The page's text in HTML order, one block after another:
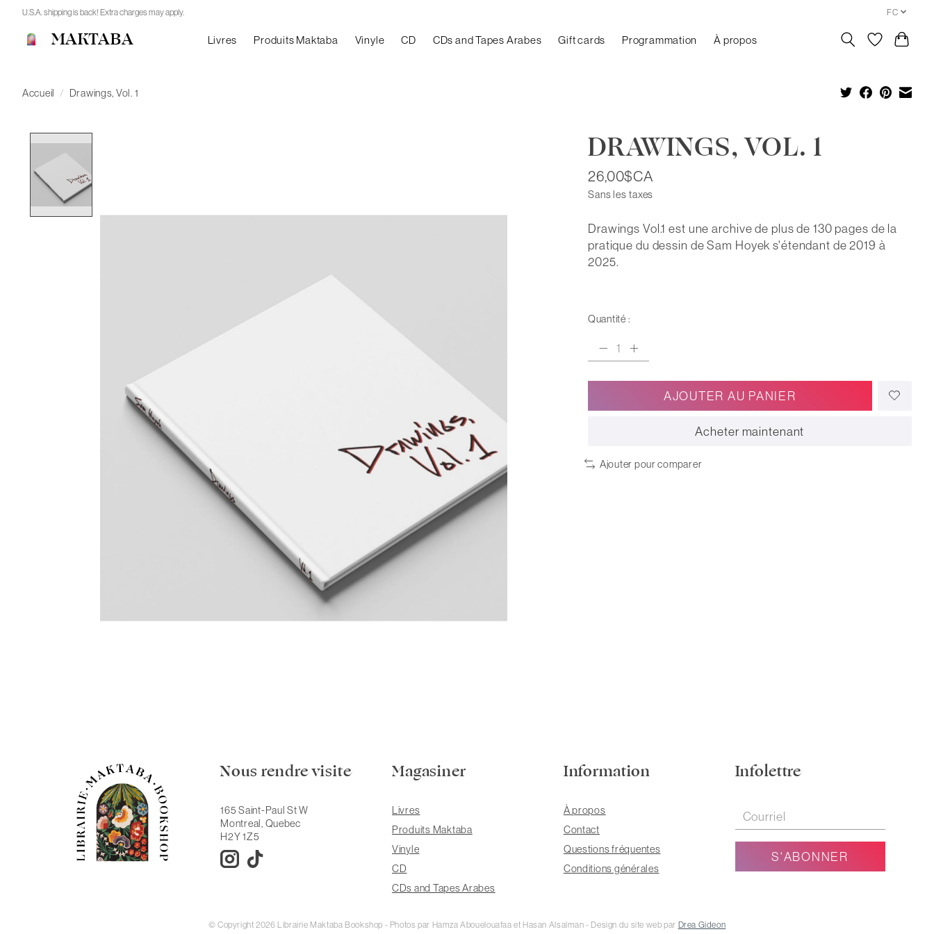
U.S.A. shipping is back! Extra charges may apply. FC
MAKTABA Livres Produits Maktaba Vinyle CD CDs and Tapes Arabes Gift cards Programmation À propos
Accueil / Drawings, Vol. 1
DRAWINGS, VOL. 1
26,00$CA
Sans les taxes
Drawings Vol.1 est une archive de plus de 130 pages de la
pratique du dessin de Sam Hoyek s'étendant de 2019 à
2025.
Quantité :
AJOUTER AU PANIER
Acheter maintenant
Ajouter pour comparer
Nous rendre visite
165 Saint-Paul St W
Montreal, Quebec
H2Y 1Z5
Magasiner
Livres
Produits Maktaba
Vinyle
CD
CDs and Tapes Arabes
Information
À propos
Contact
Questions fréquentes
Conditions générales
Infolettre
© Copyright 2026 Librairie Maktaba Bookshop - Photos par Hamza Abouelouafaa et Hasan Alsalman - Design du site web par Drea Gideon